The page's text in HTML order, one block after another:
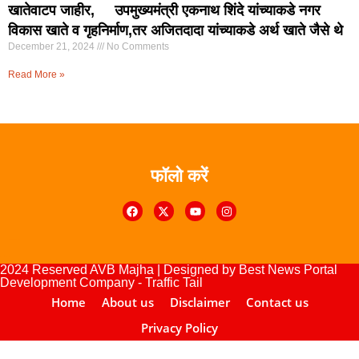
खातेवाटप जाहीर, उपमुख्यमंत्री एकनाथ शिंदे यांच्याकडे नगर
विकास खाते व गृहनिर्माण,तर अजितदादा यांच्याकडे अर्थ खाते जैसे थे
December 21, 2024 No Comments
Read More »
फॉलो करें
2024 Reserved AVB Majha | Designed by Best News Portal
Development Company - Traffic Tail
Home About us Disclaimer
Contact us
Privacy Policy